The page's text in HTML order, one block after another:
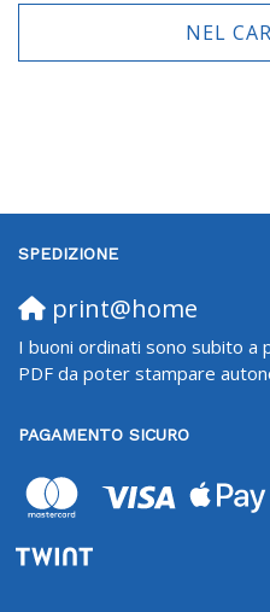
SPEDIZIONE
print@home
I buoni ordinati sono subito a
PDF da poter stampare
PAGAMENTO SICURO